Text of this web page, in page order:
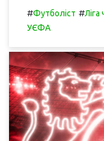
#Футболіст #
УЄФА